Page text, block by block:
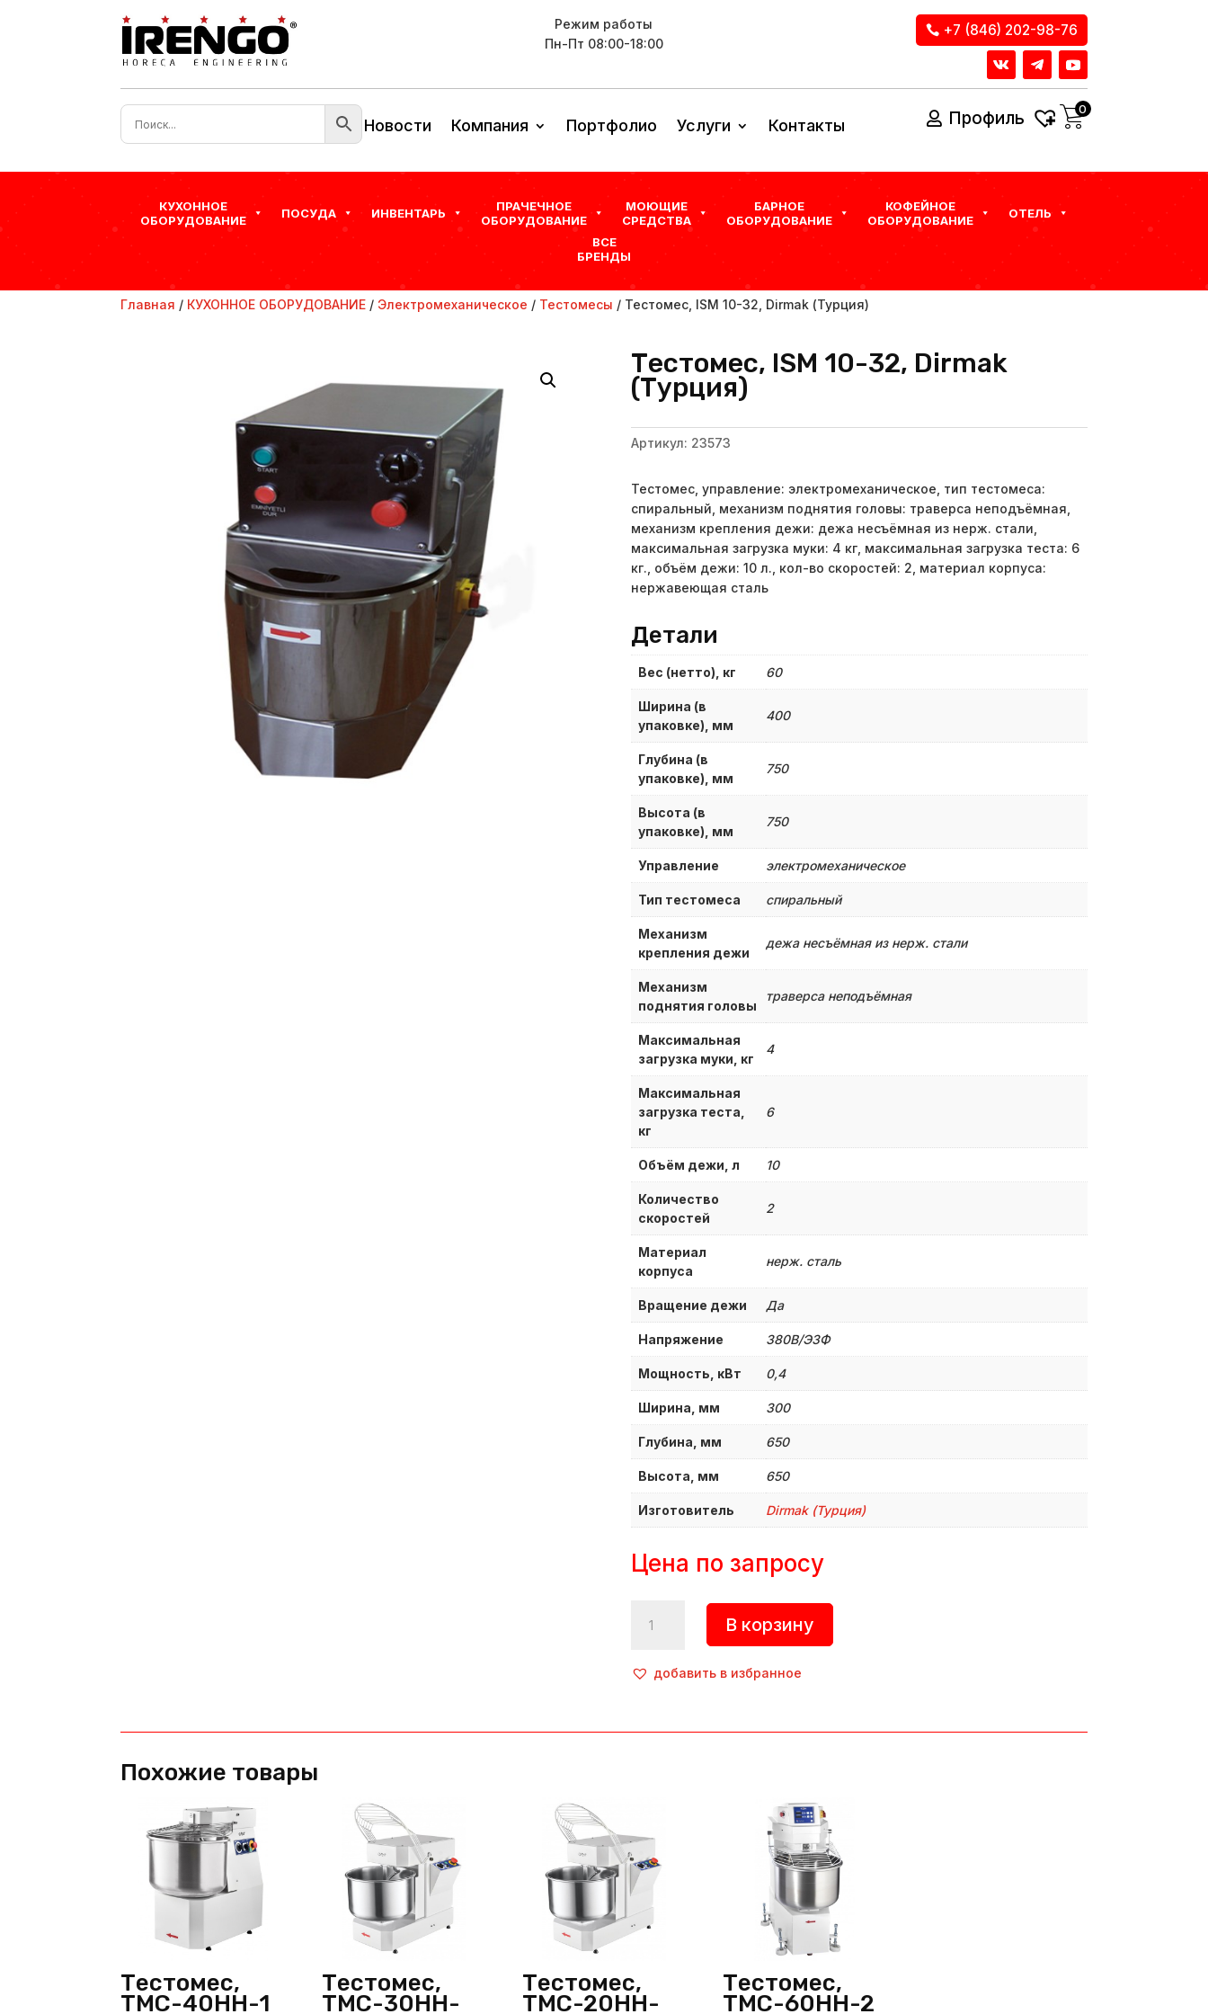
Режим работы
Пн-Пт 08:00-18:00
+7 (846) 202-98-76
Новости Компания Портфолио Услуги Контакты Профиль 0
КУХОННОЕ
ОБОРУДОВАНИЕ
ПОСУДА ИНВЕНТАРЬ
ПРАЧЕЧНОЕ
ОБОРУДОВАНИЕ
МОЮЩИЕ
СРЕДСТВА
БАРНОЕ
ОБОРУДОВАНИЕ
КОФЕЙНОЕ
ОБОРУДОВАНИЕ
ОТЕЛЬ
ВСЕ
БРЕНДЫ
Главная / КУХОННОЕ ОБОРУДОВАНИЕ / Электромеханическое / Тестомесы / Тестомес, ISM 10-32, Dirmak (Турция)
Тестомес, ISM 10-32, Dirmak
(Турция)
Артикул: 23573
Тестомес, управление: электромеханическое, тип тестомеса:
спиральный, механизм поднятия головы: траверса неподъёмная,
механизм крепления дежи: дежа несъёмная из нерж. стали,
максимальная загрузка муки: 4 кг, максимальная загрузка теста: 6
кг., объём дежи: 10 л., кол-во скоростей: 2, материал корпуса:
нержавеющая сталь
Детали
Вес (нетто), кг 60
Ширина (в
упаковке), мм
400
Глубина (в
упаковке), мм
750
Высота (в
упаковке), мм
750
Управление электромеханическое
Тип тестомеса спиральный
Механизм
крепления дежи
дежа несъёмная из нерж. стали
Механизм
поднятия головы
траверса неподъёмная
Максимальная
загрузка муки, кг
4
Максимальная
загрузка теста,
кг
6
Объём дежи, л 10
Количество
скоростей
2
Материал
корпуса
нерж. сталь
Вращение дежи Да
Напряжение 380B/Э3Ф
Мощность, кВт 0,4
Ширина, мм 300
Глубина, мм 650
Высота, мм 650
Изготовитель Dirmak (Турция)
Цена по запросу
товара
ISM
В корзину
добавить в избранное
Похожие товары
Тестомес,
ТМС-40НН-1
Тестомес,
ТМС-30НН-
Тестомес,
ТМС-20НН-
Тестомес,
ТМС-60НН-2